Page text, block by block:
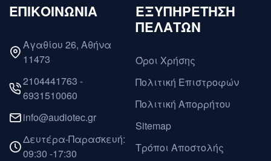
ΕΠΙΚΟΙΝΩΝΙΑ
Αγαθίου 26, Αθήνα
11473
2104441763 -
6931510060
info@audiotec.gr
Δευτέρα-Παρασκευή:
09:30 -17:30
ΕΞΥΠΗΡΕΤΗΣΗ
ΠΕΛΑΤΩΝ
Όροι Χρήσης
Πολιτική Επιστροφών
Πολιτική Απορρήτου
Sitemap
Τρόποι Αποστολής